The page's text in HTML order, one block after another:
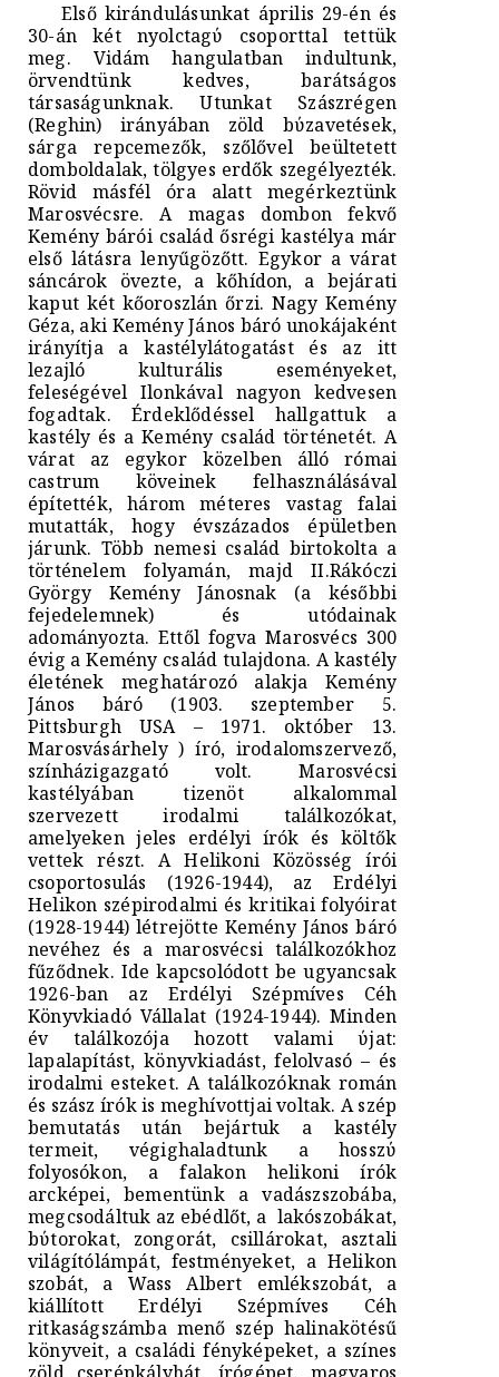
Első kirándulásunkat április 29-én és
30-án két nyolctagύ csoporttal tettük
meg. Vidám hangulatban indultunk,
örvendtünk kedves, barátságos
társaságunknak. Utunkat Szászrégen
(Reghin) irányában zöld bύzavetések,
sárga repcemezők, szőlővel beültetett
domboldalak, tölgyes erdők szegélyezték.
Rövid másfél óra alatt megérkeztünk
Marosvécsre. A magas dombon fekvő
Kemény bárói család ősrégi kastélya már
első látásra lenyűgözőtt. Egykor a várat
sáncárok övezte, a kőhídon, a bejárati
kaput két kőoroszlán őrzi. Nagy Kemény
Géza, aki Kemény János báró unokájaként
irányítja a kastélylátogatást és az itt
lezajló kulturális eseményeket,
feleségével Ilonkával nagyon kedvesen
fogadtak. Érdeklődéssel hallgattuk a
kastély és a Kemény család történetét. A
várat az egykor közelben álló római
castrum köveinek felhasználásával
építették, három méteres vastag falai
mutatták, hogy évszázados épületben
járunk. Több nemesi család birtokolta a
történelem folyamán, majd II.Rákóczi
György Kemény Jánosnak (a későbbi
fejedelemnek) és utódainak
adományozta. Ettől fogva Marosvécs 300
évig a Kemény család tulajdona. A kastély
életének meghatározó alakja Kemény
János báró (1903. szeptember 5.
Pittsburgh USA – 1971. október 13.
Marosvásárhely ) író, irodalomszervező,
színházigazgató volt. Marosvécsi
kastélyában tizenöt alkalommal
szervezett irodalmi találkozókat,
amelyeken jeles erdélyi írók és költők
vettek részt. A Helikoni Közösség írói
csoportosulás (1926-1944), az Erdélyi
Helikon szépirodalmi és kritikai folyóirat
(1928-1944) létrejötte Kemény János báró
nevéhez és a marosvécsi találkozókhoz
fűződnek. Ide kapcsolódott be ugyancsak
1926-ban az Erdélyi Szépmíves Céh
Könyvkiadó Vállalat (1924-1944). Minden
év találkozója hozott valami ύjat:
lapalapítást, könyvkiadást, felolvasó – és
irodalmi esteket. A találkozóknak román
és szász írók is meghívottjai voltak. A szép
bemutatás után bejártuk a kastély
termeit, végighaladtunk a hosszύ
folyosókon, a falakon helikoni írók
arcképei, bementünk a vadászszobába,
megcsodáltuk az ebédlőt, a lakószobákat,
bύtorokat, zongorát, csillárokat, asztali
világítólámpát, festményeket, a Helikon
szobát, a Wass Albert emlékszobát, a
kiállított Erdélyi Szépmíves Céh
ritkaságszámba menő szép halinakötésű
könyveit, a családi fényképeket, a színes